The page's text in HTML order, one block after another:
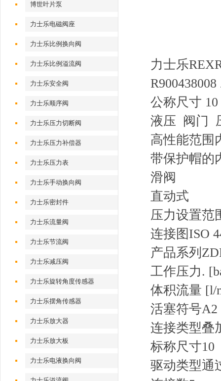
博世叶片泵
力士乐电磁阀座
力士乐比例换向阀
力士乐比例溢流阀
力士乐安全阀
力士乐顺序阀
力士乐压力切断阀
力士乐压力补偿器
力士乐压力表
力士乐手动换向阀
力士乐密封件
力士乐流量阀
力士乐节流阀
力士乐减压阀
力士乐旋转角度传感器
力士乐摆角传感器
力士乐放大器
力士乐放大板
力士乐电液换向阀
力士乐
公称尺寸
液压 阀门
高性能范围
带保护帽的
滑阀
直动式
压力设置范
连接图 ISO
产品系列
工作压力.
体积流量 [l/
活塞符号
连接类型叠
标称尺寸10
驱动类型通